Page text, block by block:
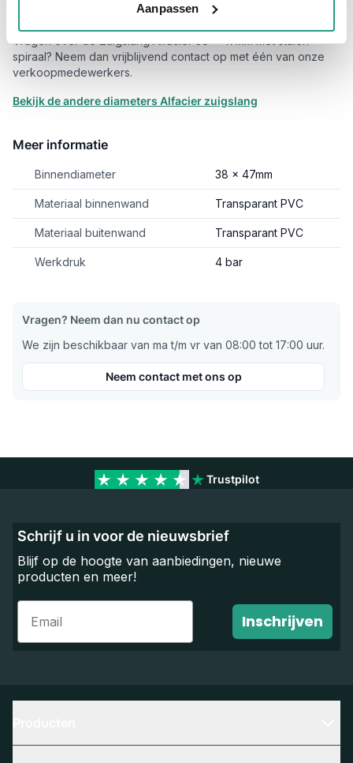
Aanpassen
verkochte zuigslangen uit ons assortiment.
Vragen over de Zuigslang Alfacier 38 x 47mm met stalen
spiraal? Neem dan vrijblijvend contact op met één van onze
verkoopmedewerkers.
Bekijk de andere diameters Alfacier zuigslang
Meer informatie
Binnendiameter 38 x 47mm
Materiaal binnenwand Transparant PVC
Materiaal buitenwand Transparant PVC
Werkdruk 4 bar
Vragen? Neem dan nu contact op
We zijn beschikbaar van ma t/m vr van 08:00 tot 17:00 uur.
Neem contact met ons op
Trustpilot
Schrijf u in voor de nieuwsbrief
Blijf op de hoogte van aanbiedingen, nieuwe
producten en meer!
Email
Inschrijven